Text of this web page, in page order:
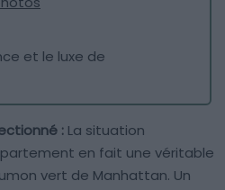
et le luxe de
: La situation
en fait une véritable
vert de Manhattan. Un